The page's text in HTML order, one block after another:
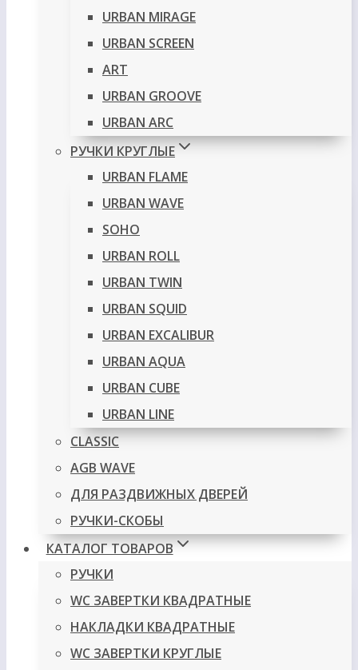
URBAN MIRAGE
URBAN SCREEN
ART
URBAN GROOVE
URBAN ARC
РУЧКИ КРУГЛЫЕ
URBAN FLAME
URBAN WAVE
SOHO
URBAN ROLL
URBAN TWIN
URBAN SQUID
URBAN EXCALIBUR
URBAN AQUA
URBAN CUBE
URBAN LINE
CLASSIC
AGB WAVE
ДЛЯ РАЗДВИЖНЫХ ДВЕРЕЙ
РУЧКИ-СКОБЫ
КАТАЛОГ ТОВАРОВ
РУЧКИ
WC ЗАВЕРТКИ КВАДРАТНЫЕ
НАКЛАДКИ КВАДРАТНЫЕ
WC ЗАВЕРТКИ КРУГЛЫЕ